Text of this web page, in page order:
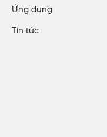
Ứng dụng
Tin tức